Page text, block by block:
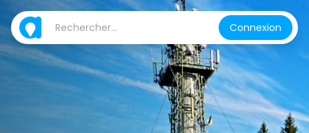
Connexion